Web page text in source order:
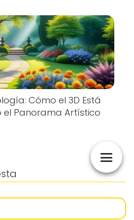
Cómo el 3D Está
Panorama Artístico